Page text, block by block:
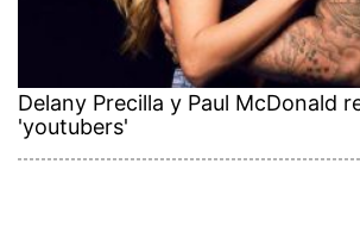
Delany Precilla y Paul McDonald
'youtubers'